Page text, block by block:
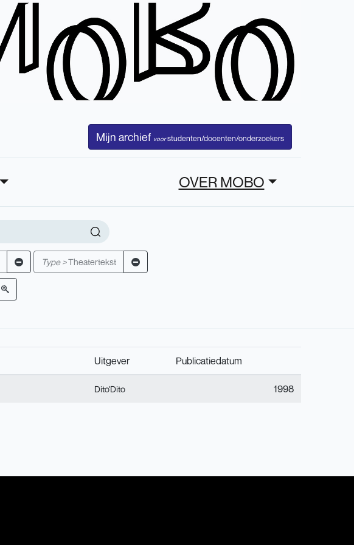
Mijn archief voorstudenten/docenten/onderzoekers
OVER MOBO
Type >Theatertekst
Uitgever Publicatiedatum
Dito'Dito 1998